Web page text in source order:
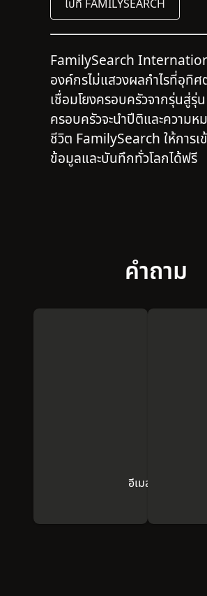
ไปที่ FAMILYSEARCH
FamilySearch
องค์กรไม่แสวงผลกำไรที่อุทิ
เชื่อมโยงครอบครัวจากรุ่นสู่รุ่น
ครอบครัวจะนำปีติและความห
ชีวิต FamilySearch ให้การเ
ข้อมูลและบันทึกทั่วโลกได้ฟรี
คำถาม
อีเมลหาเรา